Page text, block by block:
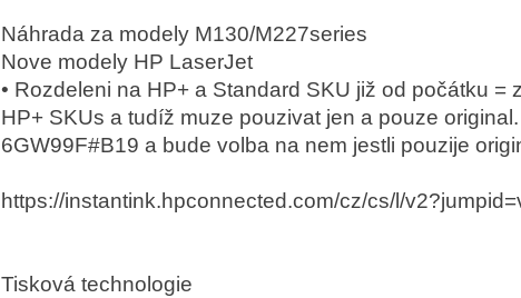
Náhrada za modely M130/M227series
Nove modely HP LaserJet
• Rozdeleni na HP+ a Standard SKU již od počátku
HP+ SKUs a tudíž muze pouzivat jen a pouze
6GW99F#B19 a bude volba na nem jestli pouzije
https://instantink.hpconnected.com/cz/cs/l/
Tisková technologie